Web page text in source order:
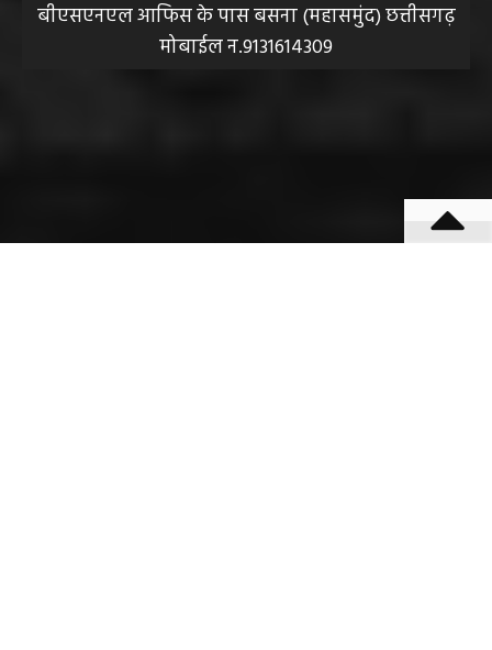
बीएसएनएल आफिस के पास बसना (महासमुंद) छत्तीसगढ़
मोबाईल न.9131614309